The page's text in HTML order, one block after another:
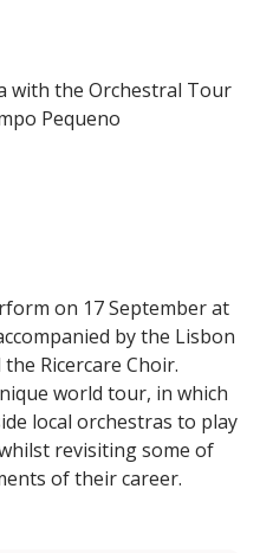
with the Orchestral Tour
Pequeno
on 17 September at
by the Lisbon
Ricercare Choir.
world tour, in which
local orchestras to play
revisiting some of
of their career.